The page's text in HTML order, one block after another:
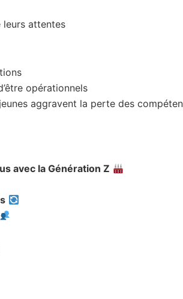
leurs attentes
opérationnels
aggravent la perte des
avec la Génération Z